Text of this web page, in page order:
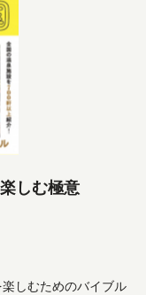
しむ極意
しむためのバイブル